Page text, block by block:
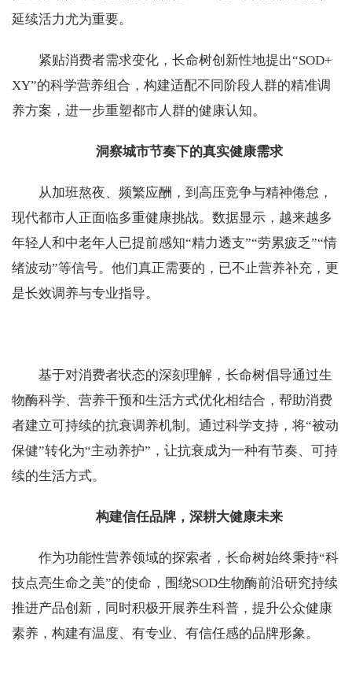
延续活力尤为重要。
紧贴消费者需求变化，长命树创新性地提出“SOD+
XY”的科学营养组合，构建适配不同阶段人群的精准调
养方案，进一步重塑都市人群的健康认知。
洞察城市节奏下的真实健康需求
从加班熬夜、频繁应酬，到高压竞争与精神倦怠，
现代都市人正面临多重健康挑战。数据显示，越来越多
年轻人和中老年人已提前感知“精力透支”“劳累疲乏”“情
绪波动”等信号。他们真正需要的，已不止营养补充，更
是长效调养与专业指导。
基于对消费者状态的深刻理解，长命树倡导通过生
物酶科学、营养干预和生活方式优化相结合，帮助消费
者建立可持续的抗衰调养机制。通过科学支持，将“被动
保健”转化为“主动养护”，让抗衰成为一种有节奏、可持
续的生活方式。
构建信任品牌，深耕大健康未来
作为功能性营养领域的探索者，长命树始终秉持“科
技点亮生命之美”的使命，围绕SOD生物酶前沿研究持续
推进产品创新，同时积极开展养生科普，提升公众健康
素养，构建有温度、有专业、有信任感的品牌形象。